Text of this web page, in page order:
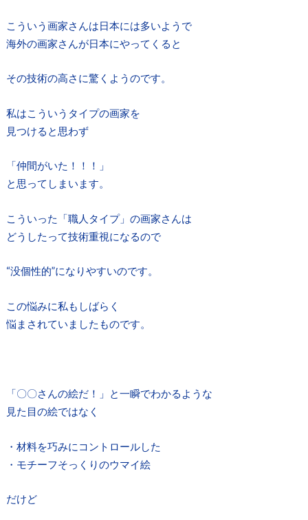
こういう画家さんは日本には多いようで
海外の画家さんが日本にやってくると
その技術の高さに驚くようのです。
私はこういうタイプの画家を
見つけると思わず
「仲間がいた！！！」
と思ってしまいます。
こういった「職人タイプ」の画家さんは
どうしたって技術重視になるので
“没個性的”になりやすいのです。
この悩みに私もしばらく
悩まされていましたものです。
「〇〇さんの絵だ！」と一瞬でわかるような
見た目の絵ではなく
・材料を巧みにコントロールした
・モチーフそっくりのウマイ絵
だけど